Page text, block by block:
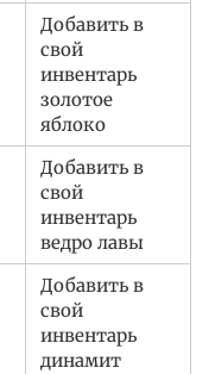
Добавить в
свой
инвентарь
золотое
яблоко
Добавить в
свой
инвентарь
ведро лавы
Добавить в
свой
инвентарь
динамит